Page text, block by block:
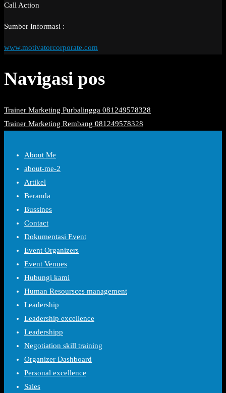
Call Action
Sumber Informasi :
www.motivatorcorporate.com
Navigasi pos
Trainer Marketing Purbalingga 081249578328
Trainer Marketing Rembang 081249578328
About Me
about-me-2
Artikel
Beranda
Bussines
Contact
Dokumentasi Event
Event Organizers
Event Venues
Hubungi kami
Human Resoursces management
Leadership
Leadership excellence
Leadershipp
Negotiation skill training
Organizer Dashboard
Personal excellence
Sales